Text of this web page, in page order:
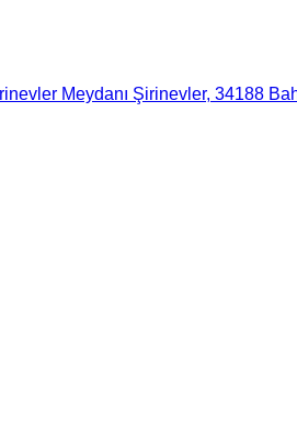
Meydanı Şirinevler, 34188